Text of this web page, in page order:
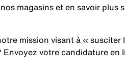
magasins et en savoir plus
mission visant à« susciter
Envoyez votre candidature en